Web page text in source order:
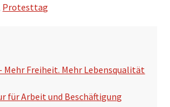
Protesttag
Mehr Freiheit. Mehr Lebensqualität
für Arbeit und Beschäftigung